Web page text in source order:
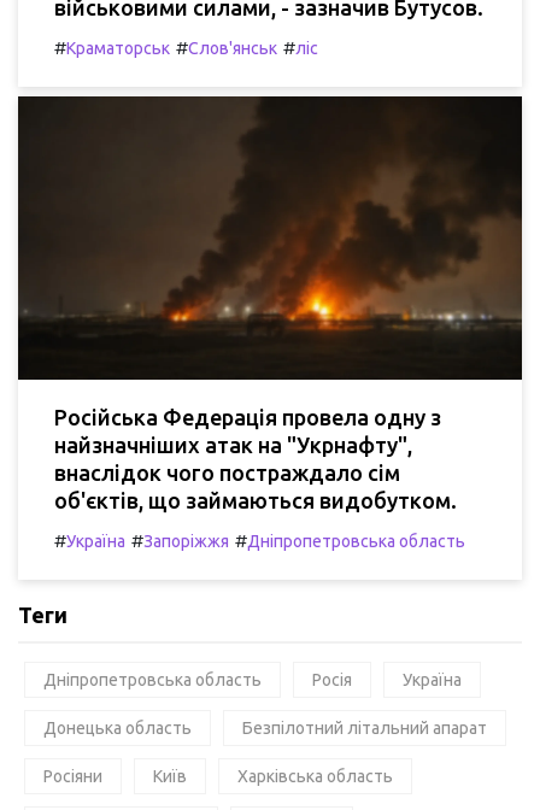
військовими силами, - зазначив Бутусов.
#Краматорськ #Слов'янськ #ліс
Російська Федерація провела одну з
найзначніших атак на "Укрнафту",
внаслідок чого постраждало сім
об'єктів, що займаються видобутком.
#Україна #Запоріжжя #Дніпропетровська область
Теги
Дніпропетровська область Росія Україна
Донецька область Безпілотний літальний апарат
Росіяни Київ Харківська область